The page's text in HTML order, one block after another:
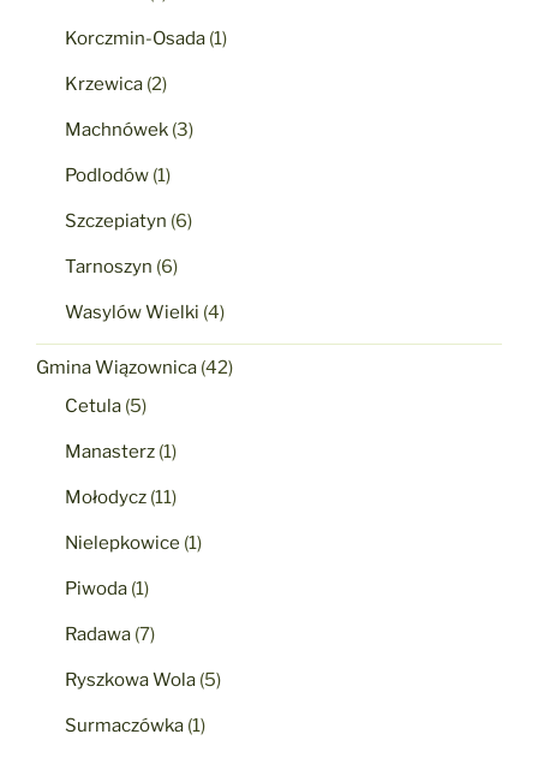
Korczmin-Osada (1)
Krzewica (2)
Machnówek (3)
Podlodów (1)
Szczepiatyn (6)
Tarnoszyn (6)
Wasylów Wielki (4)
Gmina Wiązownica (42)
Cetula (5)
Manasterz (1)
Mołodycz (11)
Nielepkowice (1)
Piwoda (1)
Radawa (7)
Ryszkowa Wola (5)
Surmaczówka (1)